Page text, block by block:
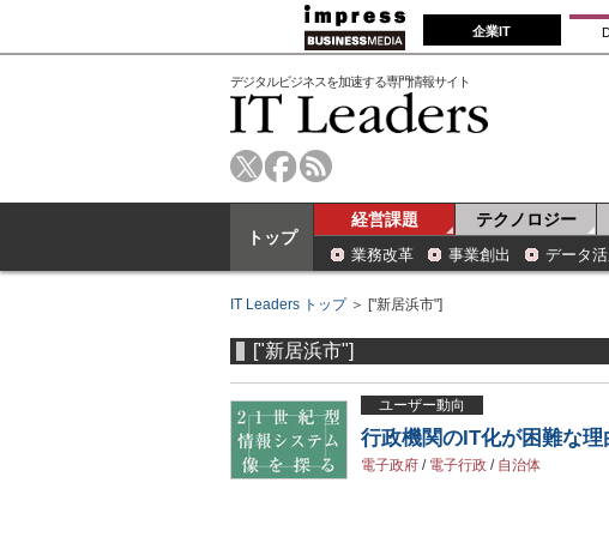
企業IT
デジタルビジネスを加速する専門情報サイト
トップ
経営課題 テクノロジー
業務改革 事業創出 データ活
IT Leaders トップ＞ ["新居浜市"]
["新居浜市"]
ユーザー動向
行政機関のIT化が困難な
電子政府 / 電子行政 / 自治体